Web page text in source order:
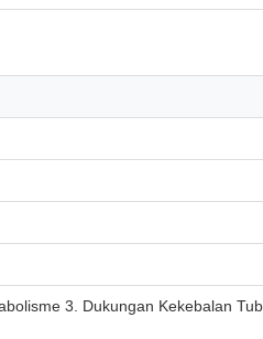
3. Dukungan Kekebalan